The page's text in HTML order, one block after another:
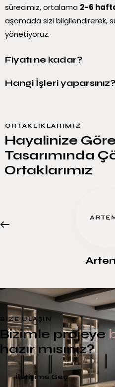
sürecimiz, ortalama 2-6
aşamada sizi bilgilendirerek,
yönetiyoruz.
Fiyatı ne kadar?
Hangi İşleri yaparsınız?
ORTAKLIKLARIMIZ
Hayalinize
Tasarımında
Ortaklarımız
BIZE ULAŞIN
Bizimle projeye
hazır mısınız?
İletişime Geç